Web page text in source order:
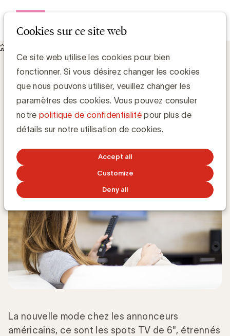
Cookies sur ce site web
Ce site web utilise les cookies pour bien
fonctionner. Si vous désirez changer les cookies
que nous pouvons utiliser, veuillez changer les
paramètres des cookies. Vous pouvez consuler
notre politique de confidentialitépour plus de
détails sur notre utilisation de cookies.
Accept all
Customize
Deny all
Pub TV : les formats courts sont de plus en plus prisés
Pub TV : les formats courts sont de plus
en plus prisés
Media Marketing
La nouvelle mode chez les annonceurs
américains, ce sont les spots TV de 6", étrennés